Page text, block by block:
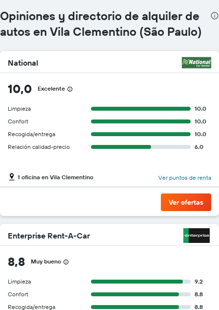
Opiniones y directorio de alquiler de
autos en Vila Clementino (São Paulo)
National
10,0 Excelente
Limpieza
10.0
Confort
10.0
Recogida/entrega
10.0
Relación calidad-precio
6.0
1 oficina en Vila Clementino Ver puntos de renta
Ver ofertas
Enterprise Rent-A-Car
8,8 Muy bueno
Limpieza
9.2
Confort
8.8
Recogida/entrega
8.8